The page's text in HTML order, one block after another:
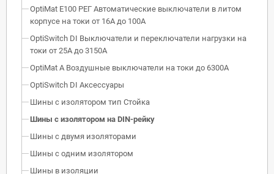
OptiMat E100 РЕГ Автоматические выключатели в литом
корпусе на токи от 16А до 100А
OptiSwitch DI Выключатели и переключатели нагрузки на
токи от 25А до 3150А
OptiMat A Воздушные выключатели на токи до 6300А
OptiSwitch DI Аксессуары
Шины с изолятором тип Стойка
Шины с изолятором на DIN-рейку
Шины с двумя изоляторами
Шины с одним изолятором
Шины в изоляции